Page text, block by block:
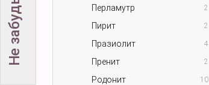
Перламутр 2
Пирит 2
Празиолит 4
Пренит 2
Родонит 10